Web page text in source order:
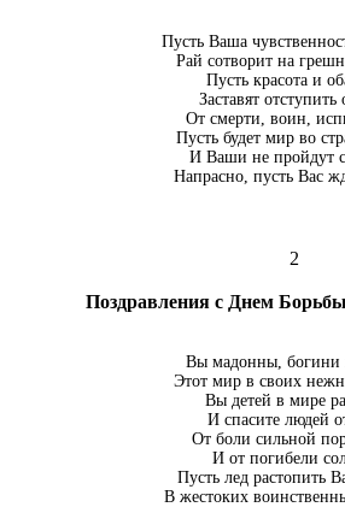
Пусть Ваша
Рай сотворит на
Пусть красота и
Заставят отступить
От смерти, воин,
Пусть будет мир во
И Ваши не пройдут
Напрасно, пусть Вас
2
Поздравления с Днем
Вы мадонны, богини
Этот мир в своих
Вы детей в мире
И спасите людей
От боли сильной
И от погибели
Пусть лед растопить
В жестоких